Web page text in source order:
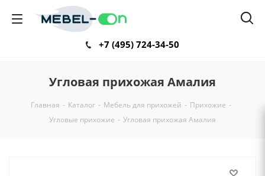
+7 (495) 724-34-50
Угловая прихожая Амалия
Главная - Каталог - Мебель для прихожей - Прихожие -
Угловые прихожие - Угловая прихожая Амалия